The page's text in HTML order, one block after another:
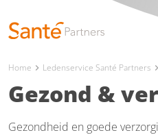
Home chevron_right Ledenservice Santé Partners chevron_right
Gezond &
Gezondheid en goede